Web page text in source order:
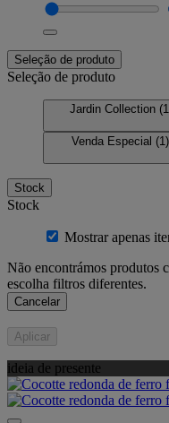
Seleção de produto
Seleção de produto
Jardin Collection
Venda Especial (1)
Stock
Stock
Mostrar apenas
Não encontrámos produtos
escolha filtros diferentes.
Cancelar
Aplicar
ideia de presente